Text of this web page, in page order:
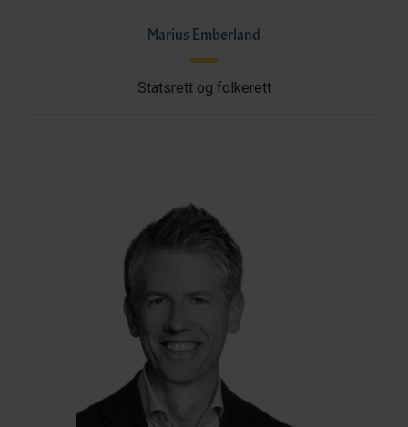
Marius Emberland
Statsrett og folkerett